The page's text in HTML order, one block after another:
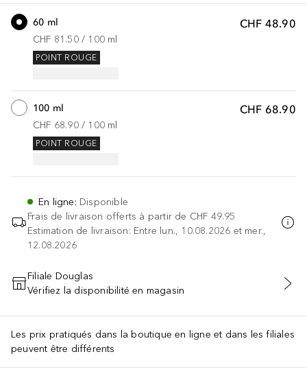
CHF 48.90
60 ml
CHF 81.50 / 100 ml
POINT ROUGE
CHF 68.90
100 ml
CHF 68.90 / 100 ml
POINT ROUGE
En ligne: Disponible
Frais de livraison offerts à partir de CHF 49.95
Estimation de livraison: Entre lun., 10.08.2026 et mer.,
12.08.2026
AJOUTER AU PANIER
Filiale Douglas
Vérifiez la disponibilité en magasin
Les prix pratiqués dans la boutique en ligne et dans les filiales
peuvent être différents